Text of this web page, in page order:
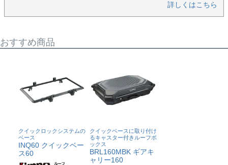
詳しくはこちら
おすすめ商品
クイックロックシステムの
ベース
INQ60 クイックベー
ス60
クイックベースに取り付け
るキャスター付きルーフボ
ックス
BRL160MBK ギアキ
ャリー160